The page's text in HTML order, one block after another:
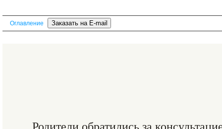
Оглавление